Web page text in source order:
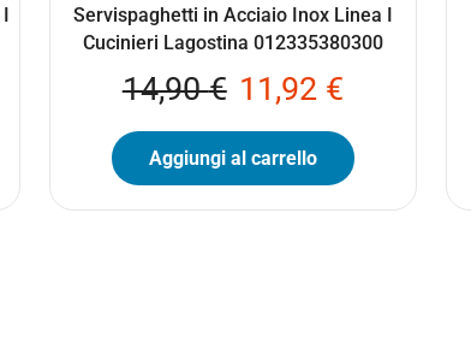
Servispaghetti in Acciaio Inox Linea I
Cucinieri Lagostina 012335380300
14,90€ 11,92 €
Aggiungi al carrello